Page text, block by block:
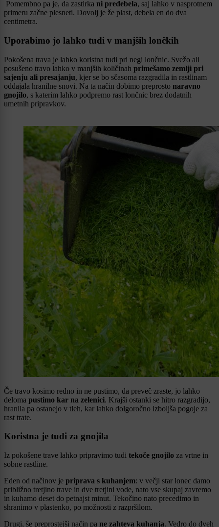
Pomembno pa je, da zastirka ni predebela, saj lahko v nasprotnem
primeru začne plesneti. Dovolj je že plast, debela en do dva
centimetra.
Uporabimo jo lahko tudi v manjših lončkih
Pokošena trava je lahko koristna tudi pri negi lončnic. Svežo ali
posušeno travo lahko v manjših količinah primešamo zemlji pri
sajenju ali presajanju, kjer se bo sčasoma razgradila in rastlinam
oddajala hranilne snovi. Na ta način dobimo preprosto naravno
gnojilo, s katerim lahko podpremo rast lončnic brez dodatnih
umetnih pripravkov.
Če travo kosimo redno in ne pustimo, da preveč zraste, jo lahko
deloma pustimo kar na zelenici. Krajši ostanki se hitro razgradijo,
hranila pa ostanejo v tleh, kar lahko dolgoročno izboljša pogoje za
rast trate.
Koristna je tudi za gnojila
Iz pokošene trave lahko pripravimo tudi tekoče gnojilo za vrtne in
sobne rastline.
Eden od načinov je priprava s kuhanjem: v večji star lonec damo
približno tretjino trave in dve tretjini vode, nato vse skupaj zavremo
in kuhamo deset do petnajst minut. Tekočino nato precedimo in
shranimo v plastenko, po možnosti z razpršilom.
Drugi, še preprostejši način pa ne zahteva kuhanja. Vedro do dveh